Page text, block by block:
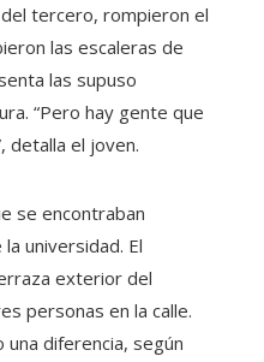
tercero, rompieron el
las escaleras de
las supuso
“Pero hay gente que
detalla el joven.
se encontraban
universidad. El
exterior del
personas en la calle.
una diferencia, según